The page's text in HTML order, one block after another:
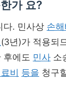
가 요?
다. 민사상 손
(3년)가 적용되
후에도 민사 소
비 등을 청구